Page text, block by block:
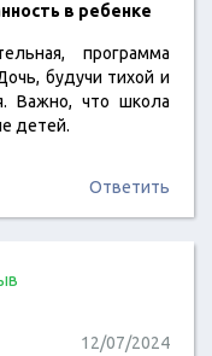
в ребенке
программа
будучи тихой и
Важно, что школа
детей.
Ответить
12/07/2024